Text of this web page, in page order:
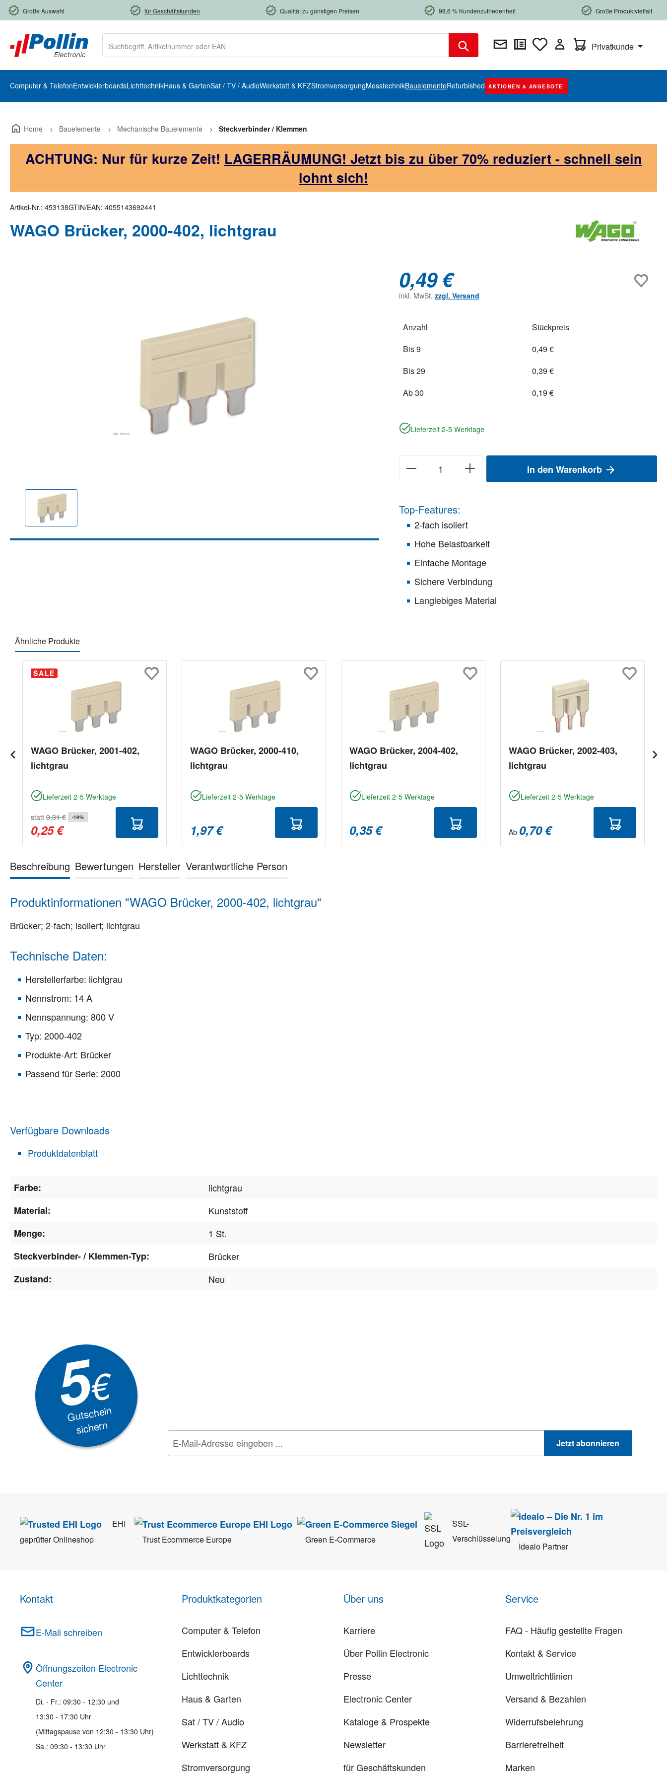
Hauptinhalt springen
Zur Suche springen
Zur Hauptnavigation springen
Große Auswahl für Geschäftskunden Qualität zu günstigen Preisen 98,6 % Kundenzufriedenheit Große Produktvielfalt
Warenkorb enthält 0
Privatkunde
Computer & TelefonEntwicklerboardsLichttechnikHaus & GartenSat / TV / AudioWerkstatt & KFZStromversorgungMesstechnikBauelementeRefurbished AKTIONEN & ANGEBOTE
Home Bauelemente Mechanische Bauelemente Steckverbinder / Klemmen
ACHTUNG: Nur für kurze Zeit! LAGERRÄUMUNG! Jetzt bis zu über 70% reduziert - schnell sein
lohnt sich!
Artikel-Nr.: 453138GTIN/EAN: 4055143692441
WAGO Brücker, 2000-402, lichtgrau
0,49 €
inkl. MwSt. zzgl. Versand
Anzahl
Stückpreis
Bis9
0,49 €
Bis29
0,39 €
Ab30 0,19 €
Lieferzeit 2-5 Werktage
In den Warenkorb
Top-Features:
2-fach isoliert
Hohe Belastbarkeit
Einfache Montage
Sichere Verbindung
Langlebiges Material
Ähnliche Produkte
Produktgalerie überspringen
SALE
WAGO Brücker, 2001-402,
lichtgrau
Lieferzeit 2-5 Werktage
statt 0,31 € -19%
0,25 €
WAGO Brücker, 2000-410,
lichtgrau
Lieferzeit 2-5 Werktage
1,97 €
WAGO Brücker, 2004-402,
lichtgrau
Lieferzeit 2-5 Werktage
0,35 €
WAGO Brücker, 2002-403,
lichtgrau
Lieferzeit 2-5 Werktage
Ab 0,70 €
Beschreibung Bewertungen Hersteller Verantwortliche Person
Produktinformationen "WAGO Brücker, 2000-402, lichtgrau"
Brücker; 2-fach; isoliert; lichtgrau
Technische Daten:
Herstellerfarbe: lichtgrau
Nennstrom: 14 A
Nennspannung: 800 V
Typ: 2000-402
Produkte-Art: Brücker
Passend für Serie: 2000
Verfügbare Downloads
Produktdatenblatt
Farbe:
lichtgrau
Material:
Kunststoff
Menge:
1 St.
Steckverbinder- / Klemmen-Typ:
Brücker
Zustand:
Neu
5€
Gutschein
sichern
Jetzt abonnieren
EHI
geprüfter Onlineshop
Trust Ecommerce Europe Green E-Commerce
SSL-
Verschlüsselung
Idealo Partner
Kontakt
E-Mail schreiben
Öffnungszeiten Electronic
Center
Di. - Fr.: 09:30 - 12:30 und
13:30 - 17:30 Uhr
(Mittagspause von 12:30 - 13:30 Uhr)
Sa.: 09:30 - 13:30 Uhr
Produktkategorien
Computer & Telefon
Entwicklerboards
Lichttechnik
Haus & Garten
Sat / TV / Audio
Werkstatt & KFZ
Stromversorgung
Über uns
Karriere
Über Pollin Electronic
Presse
Electronic Center
Kataloge & Prospekte
Newsletter
für Geschäftskunden
Service
FAQ - Häufig gestellte Fragen
Kontakt & Service
Umweltrichtlinien
Versand & Bezahlen
Widerrufsbelehrung
Barrierefreiheit
Marken